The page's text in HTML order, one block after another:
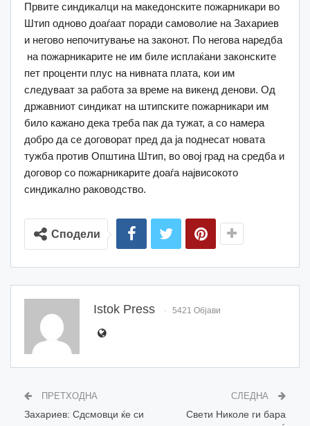
Првите синдикалци на македонските пожарникари во
Штип одново доаѓаат поради самоволие на Захариев
и негово непочитување на законот. По негова наредба
на пожарникарите не им биле исплаќани законските
пет проценти плус на нивната плата, кои им
следуваат за работа за време на викенд денови. Од
државниот синдикат на штипските пожарникари им
било кажано дека треба пак да тужат, а со намера
добро да се договорат пред да ја поднесат новата
тужба против Општина Штип, во овој град на средба и
договор со пожарникарите доаѓа највисокото
синдикално раководство.
Сподели
Istok Press 5421 Објави
ПРЕТХОДНА
Захариев: Сдсмовци ќе си
СЛЕДНА
Свети Николе ги бара